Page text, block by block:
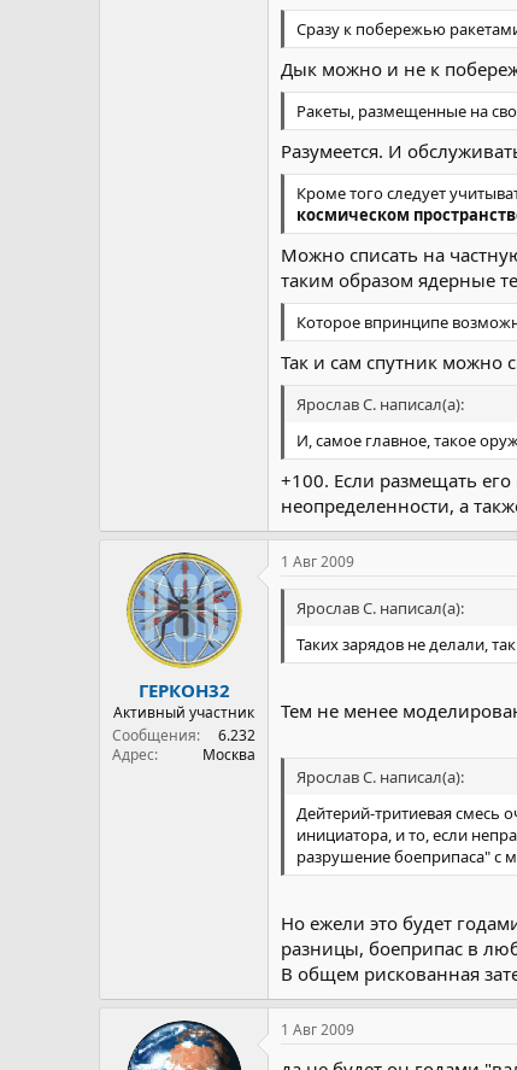
Сразу к побережью
Дык можно и не к
Ракеты, размещенные на
Разумеется. И
Кроме того следует
космическом
Можно списать на
таким образом ядерные
Которое впринципе
Так и сам спутник можно
Ярослав С. написал(а):
И, самое главное, такое
+100. Если размещать
неопределенности, а
ГЕРКОН32
Активный участник
Сообщения
6.232
Адрес
Москва
1 Авг 2009
Ярослав С. написал(а):
Таких зарядов не делали,
Тем не менее
Ярослав С. написал(а):
Дейтерий-тритиевая смесь
инициатора, и то, если
разрушение боеприпаса"
Но ежели это будет
разницы, боеприпас в
В общем рискованная
1 Авг 2009